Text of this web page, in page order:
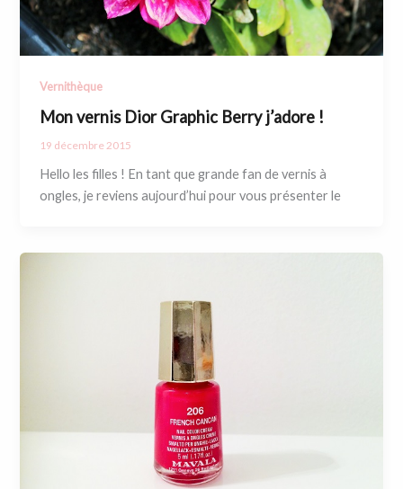
Vernithèque
Mon vernis Dior Graphic Berry j’adore !
19 décembre 2015
Hello les filles ! En tant que grande fan de vernis à
ongles, je reviens aujourd’hui pour vous présenter le